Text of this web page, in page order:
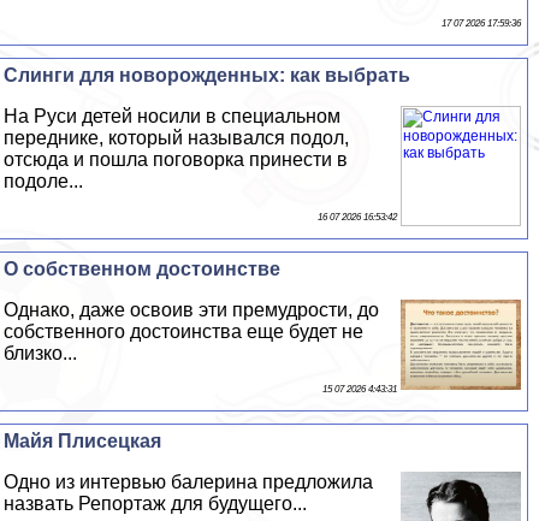
17 07 2026 17:59:36
Слинги для новорожденных: как выбрать
На Руси детей носили в специальном
переднике, который назывался подол,
отсюда и пошла поговорка принести в
подоле...
16 07 2026 16:53:42
О собственном достоинстве
Однако, даже освоив эти премудрости, до
собственного достоинства еще будет не
близко...
15 07 2026 4:43:31
Майя Плисецкая
Одно из интервью балерина предложила
назвать Репортаж для будущего...